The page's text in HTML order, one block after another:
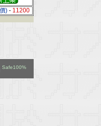
) - 11200
Safe100%